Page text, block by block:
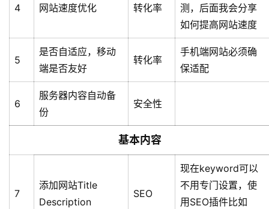
4 网站速度优化 转化率
测，后面我会分享
如何提高网站速度
5
是否自适应，移动
端是否友好
转化率
手机端网站必须确
保适配
6
服务器内容自动备
份
安全性
基本内容
7
添加网站Title
Description
SEO
现在keyword可以
不用专门设置，使
用SEO插件比如